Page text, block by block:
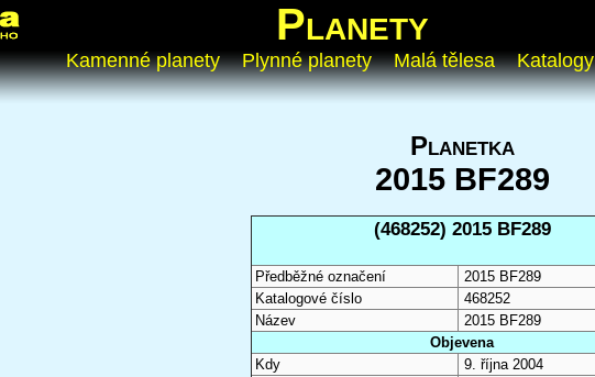
Planety
Kamenné planety Plynné planety Malá tělesa Katalogy
Planetka
2015 BF289
(468252) 2015 BF289
Předběžné označení
2015 BF289
Katalogové číslo
468252
Název
2015 BF289
Objevena
Kdy
9. října 2004